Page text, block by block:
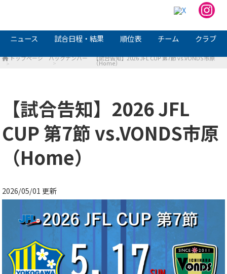
ニュース 試合日程・結果 順位表 チーム クラブ
トップページ バックナンバー 【試合告知】2026 JFL CUP 第7節 vs.VONDS市原
（Home）
【試合告知】2026 JFL
CUP 第7節 vs.VONDS市原
（Home）
2026/05/01 更新